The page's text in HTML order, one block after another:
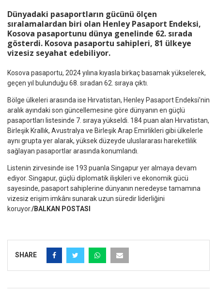
Dünyadaki pasaportların gücünü ölçen
sıralamalardan biri olan Henley Pasaport Endeksi,
Kosova pasaportunu dünya genelinde 62. sırada
gösterdi. Kosova pasaportu sahipleri, 81 ülkeye
vizesiz seyahat edebiliyor.
Kosova pasaportu, 2024 yılına kıyasla birkaç basamak yükselerek,
geçen yıl bulunduğu 68. sıradan 62. sıraya çıktı.
Bölge ülkeleri arasında ise Hırvatistan, Henley Pasaport Endeksi’nin
aralık ayındaki son güncellemesine göre dünyanın en güçlü
pasaportları listesinde 7. sıraya yükseldi. 184 puan alan Hırvatistan,
Birleşik Krallık, Avustralya ve Birleşik Arap Emirlikleri gibi ülkelerle
aynı grupta yer alarak, yüksek düzeyde uluslararası hareketlilik
sağlayan pasaportlar arasında konumlandı.
Listenin zirvesinde ise 193 puanla Singapur yer almaya devam
ediyor. Singapur, güçlü diplomatik ilişkileri ve ekonomik gücü
sayesinde, pasaport sahiplerine dünyanın neredeyse tamamına
vizesiz erişim imkânı sunarak uzun süredir liderliğini
koruyor./BALKAN POSTASI
SHARE